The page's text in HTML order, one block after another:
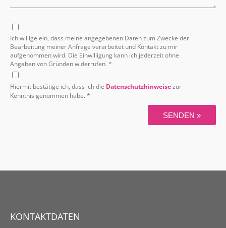
KONTAKTDATEN
Ich willige ein, dass meine angegebenen Daten zum Zwecke der
Bearbeitung meiner Anfrage verarbeitet und Kontakt zu mir
aufgenommen wird. Die Einwilligung kann ich jederzeit ohne
Angaben von Gründen widerrufen. *
Hiermit bestätige ich, dass ich die Datenschutzhinweisezur
Kenntnis genommen habe. *
SENDEN »